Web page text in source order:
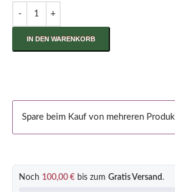
IN DEN WARENKORB
Spare beim Kauf von mehreren
Noch 100,00 € bis zum Gratis Versand .